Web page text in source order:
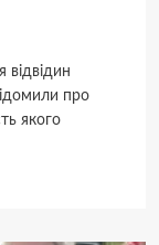
про
якого